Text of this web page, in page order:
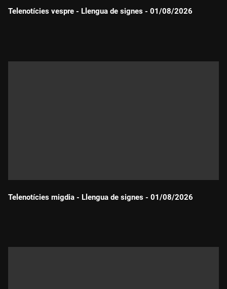
Telenotícies vespre - Llengua de signes - 01/08/2026
Telenotícies migdia - Llengua de signes - 01/08/2026